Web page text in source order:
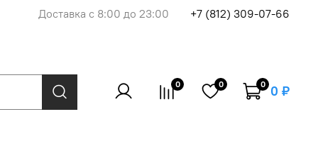
Доставка с 8:00 до 23:00 +7 (812) 309-07-66
0 0 0 0 ₽